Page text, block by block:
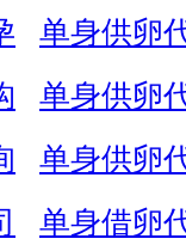
单身供卵
单身供卵
单身供卵
单身借卵